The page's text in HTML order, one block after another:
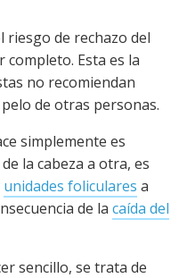
riesgo de rechazo del
Esta es la
no recomiendan
de otras personas.
simplemente es
la cabeza a otra, es
unidades foliculares a
de la caída del
sencillo, se trata de